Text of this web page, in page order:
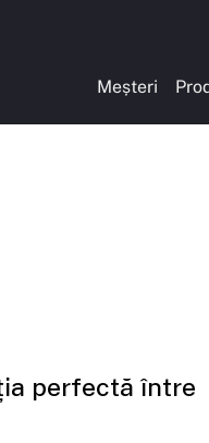
Meșteri
perfectă între